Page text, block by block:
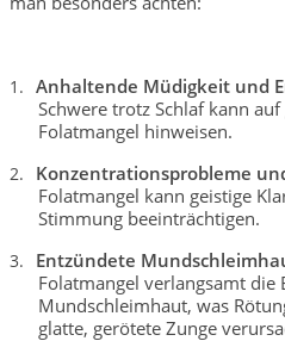
1. Anhaltende Müdigkeit und
Schwere trotz Schlaf kann
Folatmangel hinweisen.
2. Konzentrationsprobleme
Folatmangel kann geistige
Stimmung beeinträchtigen.
3.
Entzündete
Folatmangel verlangsamt die
Mundschleimhaut, was
glatte, gerötete Zunge